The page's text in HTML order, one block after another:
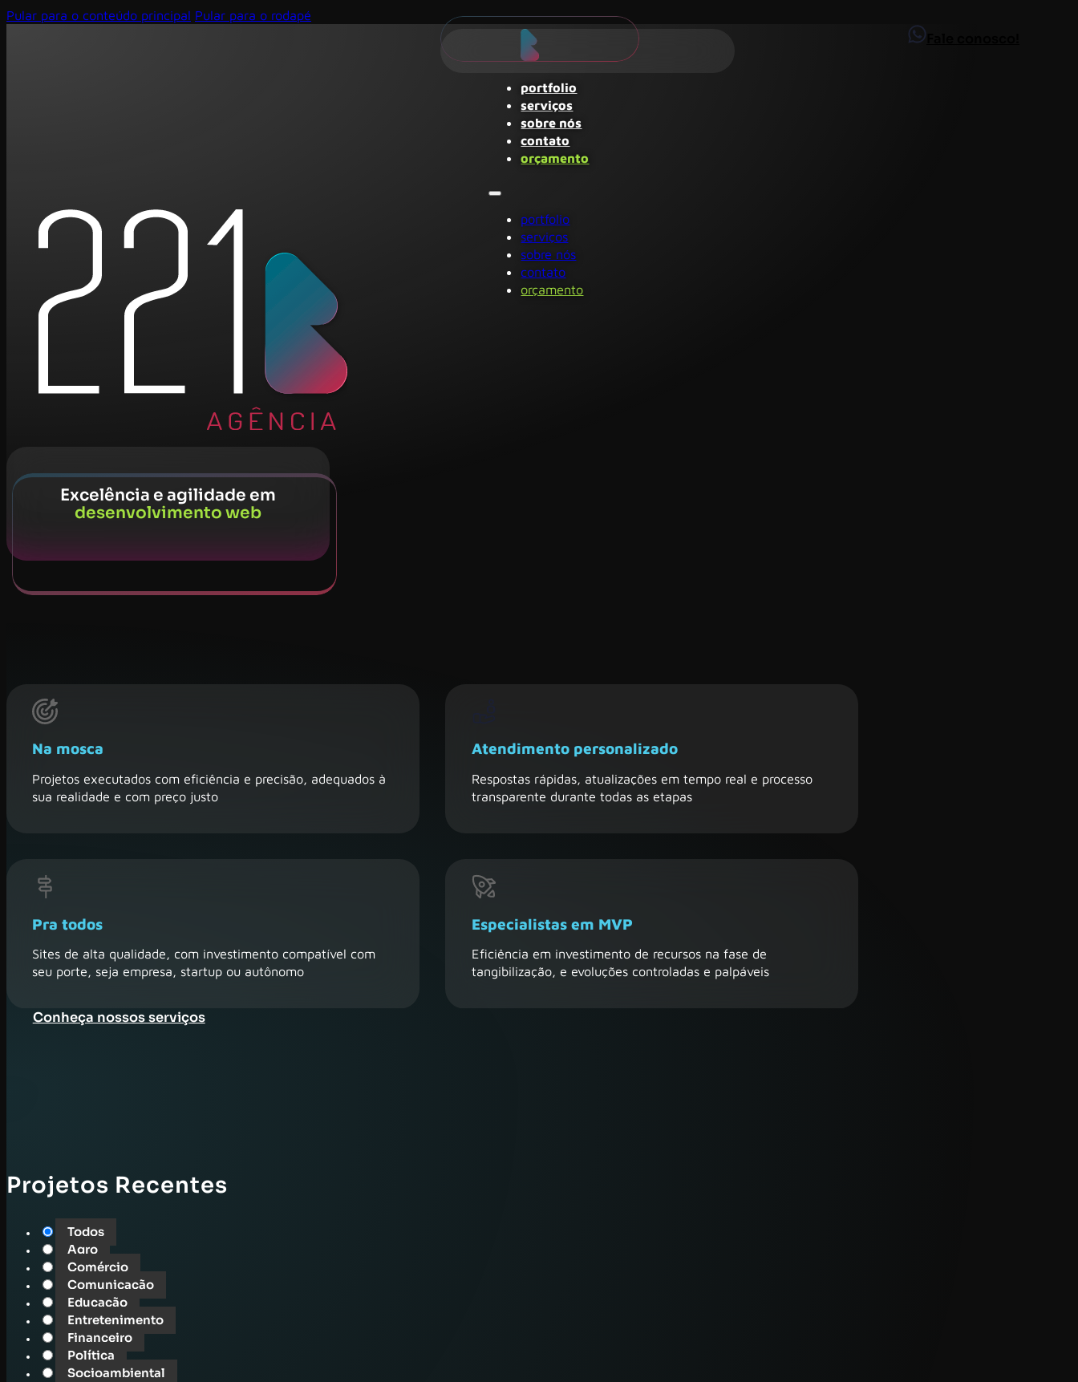
Pular para o conteúdo principal Pular para o rodapé
portfolio
serviços
sobre nós
contato
orçamento
portfolio
serviços
sobre nós
contato
orçamento
Excelência e agilidade em
desenvolvimento web
Na mosca
Projetos executados com eficiência e precisão, adequados à
sua realidade e com preço justo
Atendimento personalizado
Respostas rápidas, atualizações em tempo real e processo
transparente durante todas as etapas
Pra todos
Sites de alta qualidade, com investimento compatível com
seu porte, seja empresa, startup ou autônomo
Especialistas em MVP
Eficiência em investimento de recursos na fase de
tangibilização, e evoluções controladas e palpáveis
Conheça nossos serviços
Projetos Recentes
Todos
Agro
Comércio
Comunicação
Educação
Entretenimento
Financeiro
Política
Socioambiental